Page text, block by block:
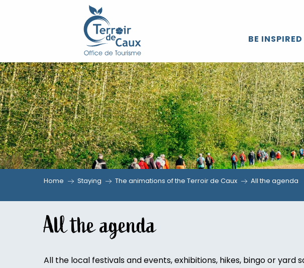
BE INSPIRED
Home Staying The animations of the Terroir de Caux All the agenda
All the agenda
All the local festivals and events, exhibitions, hikes, bingo or yard